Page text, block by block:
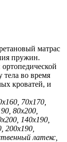
матрас
пружин.
во время
кроватей, и
70х170,
80х200,
140х190,
200х190,
латекс,